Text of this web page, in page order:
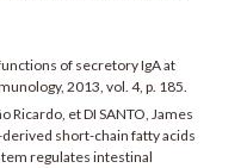
of secretory IgA at
2013, vol. 4, p. 185.
Ricardo, et DI SANTO, James
short-chain fatty acids
regulates intestinal